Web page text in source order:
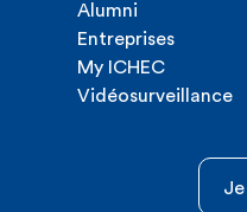
Alumni
Entreprises
My ICHEC
Vidéosurveillance